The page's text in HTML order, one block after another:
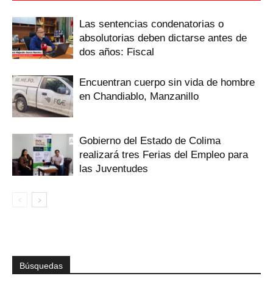
Las sentencias condenatorias o
absolutorias deben dictarse antes de
dos años: Fiscal
Encuentran cuerpo sin vida de hombre
en Chandiablo, Manzanillo
Gobierno del Estado de Colima
realizará tres Ferias del Empleo para
las Juventudes
Búsquedas